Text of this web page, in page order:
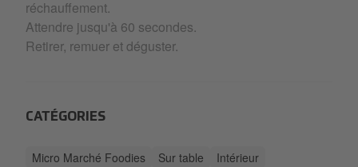
réchauffement.
Attendre jusqu'à 60 secondes.
Retirer, remuer et déguster.
CATÉGORIES
Micro Marché Foodies Sur table Intérieur